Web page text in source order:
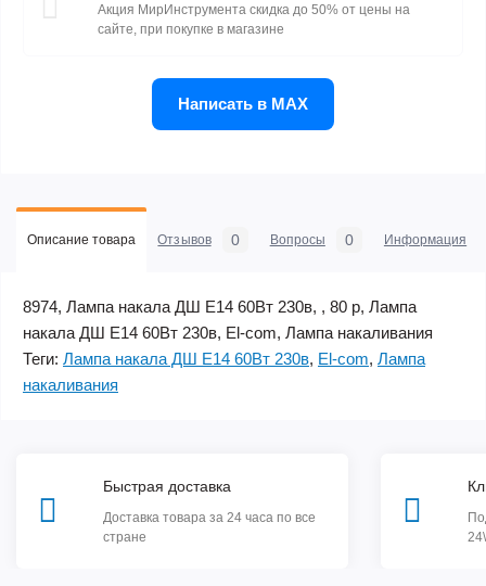
Акция МирИнструмента скидка до 50% от цены на
сайте, при покупке в магазине
Написать в MAX
Описание товара Отзывов 0 Вопросы 0 Информация
8974, Лампа накала ДШ Е14 60Вт 230в, , 80 р, Лампа
накала ДШ Е14 60Вт 230в, El-com, Лампа накаливания
Теги: Лампа накала ДШ Е14 60Вт 230в, El-com, Лампа
накаливания
Быстрая доставка
Доставка товара за 24 часа по все
стране